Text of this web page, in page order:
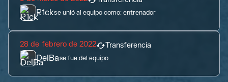
R1ckse unió al equipo como:entrenador
28 de febrero de 2022 Transferencia
DelBase fue del equipo